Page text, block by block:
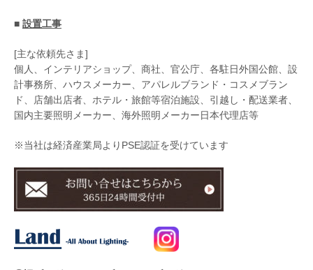
■ 設置工事
[主な依頼先さま]
個人、インテリアショップ、商社、官公庁、各駐日外国公館、設
計事務所、ハウスメーカー、アパレルブランド・コスメブラン
ド、店舗出店者、ホテル・旅館等宿泊施設、引越し・配送業者、
国内主要照明メーカー、海外照明メーカー日本代理店等
※当社は経済産業局よりPSE認証を受けています